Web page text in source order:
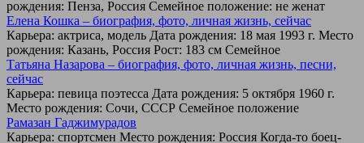
рождения: Пенза, Россия Семейное положение: не женат
Елена Кошка – биография, фото, личная жизнь, сейчас
Карьера: актриса, модель Дата рождения: 18 мая 1993 г. Место
рождения: Казань, Россия Рост: 183 см Семейное
Татьяна Назарова – биография, фото, личная жизнь, песни,
сейчас
Карьера: певица поэтесса Дата рождения: 5 октября 1960 г.
Место рождения: Сочи, СССР Семейное положение
Рамазан Гаджимурадов
Карьера: спортсмен Место рождения: Россия Когда-то боец-